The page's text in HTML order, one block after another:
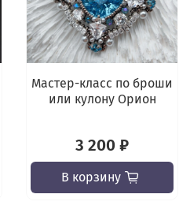
Мастер-класс по броши
или кулону Орион
3 200 ₽
В корзину